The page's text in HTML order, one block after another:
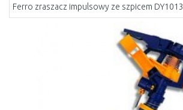
Ferro zraszacz impulsowy ze szpicem DY1013